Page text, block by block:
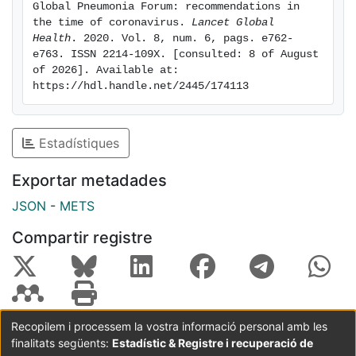
Global Pneumonia Forum: recommendations in
the time of coronavirus. Lancet Global
Health . 2020. Vol. 8, num. 6, pags. e762-
e763. ISSN 2214-109X. [consulted: 8 of August
of 2026]. Available at:
https://hdl.handle.net/2445/174113
Estadístiques
Exportar metadades
JSON - METS
Compartir registre
Coordinació:CRAI UB Avís legal
Metadades
Recopilem i processem la vostra informació personal amb les
finalitats següents: Estadístic & Registre i recuperació de